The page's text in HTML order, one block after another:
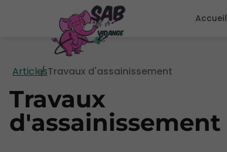
Accueil
ArticlesTravaux d'assainissement
Travaux
d'assainissement